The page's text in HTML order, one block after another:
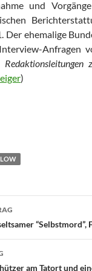
und
Der ehemalige
Anfragen
)
“Selbstmord”,
am Tatort und